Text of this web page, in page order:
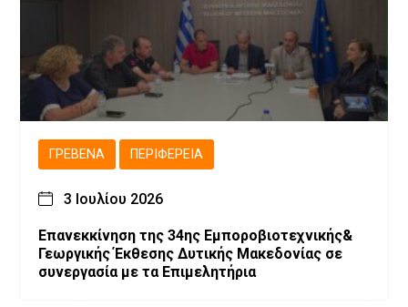
ΓΡΕΒΕΝΆ ΠΕΡΙΦΈΡΕΙΑ
3 Ιουλίου 2026
Επανεκκίνηση της 34ης Εμποροβιοτεχνικής&
Γεωργικής Έκθεσης Δυτικής Μακεδονίας σε
συνεργασία με τα Επιμελητήρια